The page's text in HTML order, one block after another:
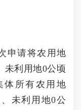
申请将农用地
未利用地0公顷
体所有农用地
、未利用地0公